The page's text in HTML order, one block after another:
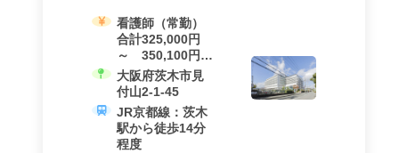
看護師（常勤）
合計325,000円
～ 350,100円
（基本給
239,000円 ～
263,100円 +
夜勤手当、諸手
当を含む）
大阪府茨木市見
付山2-1-45
JR京都線：茨木
駅から徒歩14分
程度